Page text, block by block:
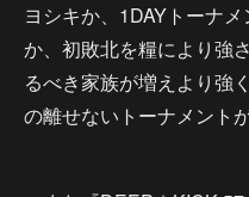
ヨシキか、1DAYトーナ
か、初敗北を糧により強
るべき家族が増えより強
の離せないトーナメント